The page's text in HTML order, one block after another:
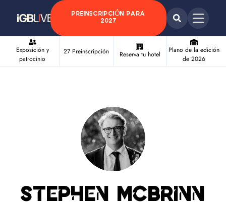
PREINSCRIPCIÓN PARA
2027
Exposición y
patrocinio
27 Preinscripción Reserva tu hotel
Plano de la edición
de 2026
Stephen McBrinn